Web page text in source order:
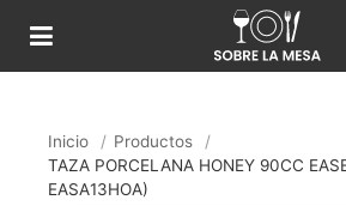
Inicio / Productos
/
TAZA PORCELANA HONEY 90CC
EASA13HOA)